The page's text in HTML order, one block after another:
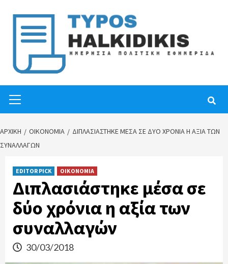
content
Menu
ΑΡΧΙΚΉ ΟΙΚΟΝΟΜΙΑ
ΔΙΠΛΑΣΙΆΣΤΗΚΕ ΜΈΣΑ ΣΕ ΔΎΟ ΧΡΌΝΙΑ Η ΑΞΊΑ ΤΩΝ
ΣΥΝΑΛΛΑΓΏΝ
EDITOR PICK ΟΙΚΟΝΟΜΙΑ
Διπλασιάστηκε μέσα σε
δύο χρόνια η αξία των
συναλλαγών
30/03/2018